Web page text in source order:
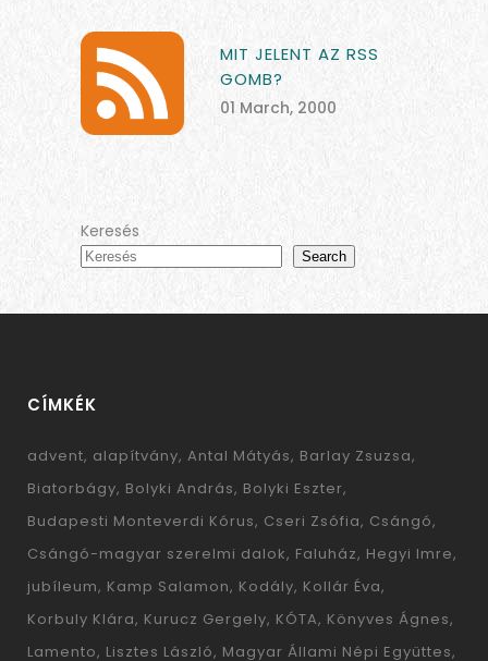
MIT JELENT AZ RSS
GOMB?
01 March, 2000
Keresés
Search
CÍMKÉK
advent alapítvány Antal Mátyás Barlay Zsuzsa
Biatorbágy Bolyki András Bolyki Eszter
Budapesti Monteverdi Kórus Cseri Zsófia Csángó
Csángó-magyar szerelmi dalok Faluház Hegyi Imre
jubíleum Kamp Salamon Kodály Kollár Éva
Korbuly Klára Kurucz Gergely KÓTA Könyves Ágnes
Lamento Lisztes László Magyar Állami Népi Együttes